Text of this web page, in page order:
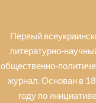
Первый
литературно-
общественно-
журнал. Основан в
году по инициативе